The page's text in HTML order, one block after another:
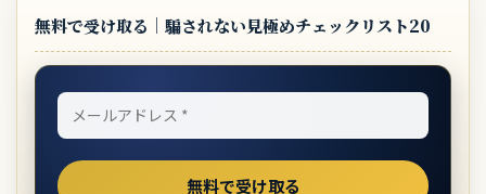
無料で受け取る｜騙されない見極めチェックリスト20